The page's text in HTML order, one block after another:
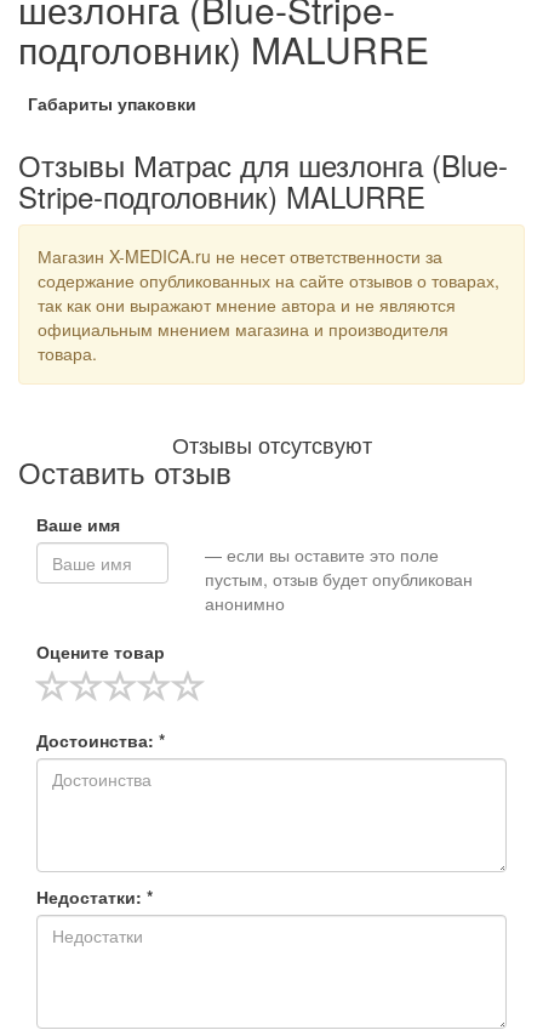
подголовник) MALURRE
Габариты упаковки
Отзывы Матрас для шезлонга (Blue-
Stripe-подголовник) MALURRE
Магазин X-MEDICA.ru не несет ответственности за
содержание опубликованных на сайте отзывов о товарах,
так как они выражают мнение автора и не являются
официальным мнением магазина и производителя
товара.
Отзывы отсутсвуют
Оставить отзыв
Ваше имя
— если вы оставите это поле
пустым, отзыв будет опубликован
анонимно
Оцените товар
Достоинства: *
Недостатки: *